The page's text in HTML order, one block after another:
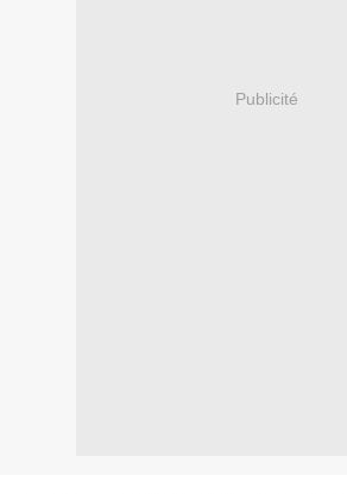
Publicité